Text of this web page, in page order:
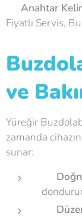
Anahtar
Fiyatlı Servis,
ve
Yüreğir
zamanda
sunar: